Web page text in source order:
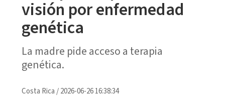
visión por enfermedad
genética
La madre pide acceso a terapia
genética.
Costa Rica /2026-06-26 16:38:34